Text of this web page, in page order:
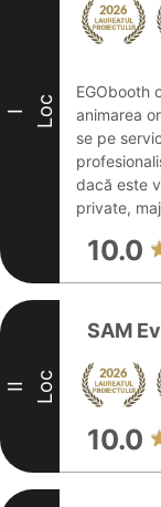
I Loc
EGObooth
animarea
se pe
dacă este
private,
10.0
II Loc
SAM
10.0